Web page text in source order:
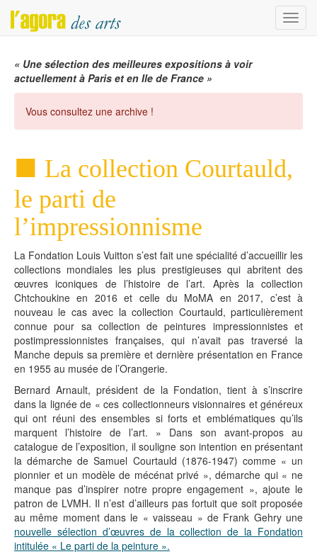
Menu
« Une sélection des meilleures expositions à voir
actuellement à Paris et en Ile de France »
Vous consultez une archive !
La collection Courtauld,
le parti de
l’impressionnisme
La Fondation Louis Vuitton s’est fait une spécialité d’accueillir les
collections mondiales les plus prestigieuses qui abritent des
œuvres iconiques de l’histoire de l’art. Après la collection
Chtchoukine en 2016 et celle du MoMA en 2017, c’est à
nouveau le cas avec la collection Courtauld, particulièrement
connue pour sa collection de peintures impressionnistes et
postimpressionnistes françaises, qui n’avait pas traversé la
Manche depuis sa première et dernière présentation en France
en 1955 au musée de l’Orangerie.
Bernard Arnault, président de la Fondation, tient à s’inscrire
dans la lignée de « ces collectionneurs visionnaires et généreux
qui ont réuni des ensembles si forts et emblématiques qu’ils
marquent l’histoire de l’art. » Dans son avant-propos au
catalogue de l’exposition, il souligne son intention en présentant
la démarche de Samuel Courtauld (1876-1947) comme « un
pionnier et un modèle de mécénat privé », démarche qui « ne
manque pas d’inspirer notre propre engagement », ajoute le
patron de LVMH. Il n’est d’ailleurs pas fortuit que soit proposée
au même moment dans le « vaisseau » de Frank Gehry une
nouvelle sélection d’œuvres de la collection de la Fondation
intitulée « Le parti de la peinture ».